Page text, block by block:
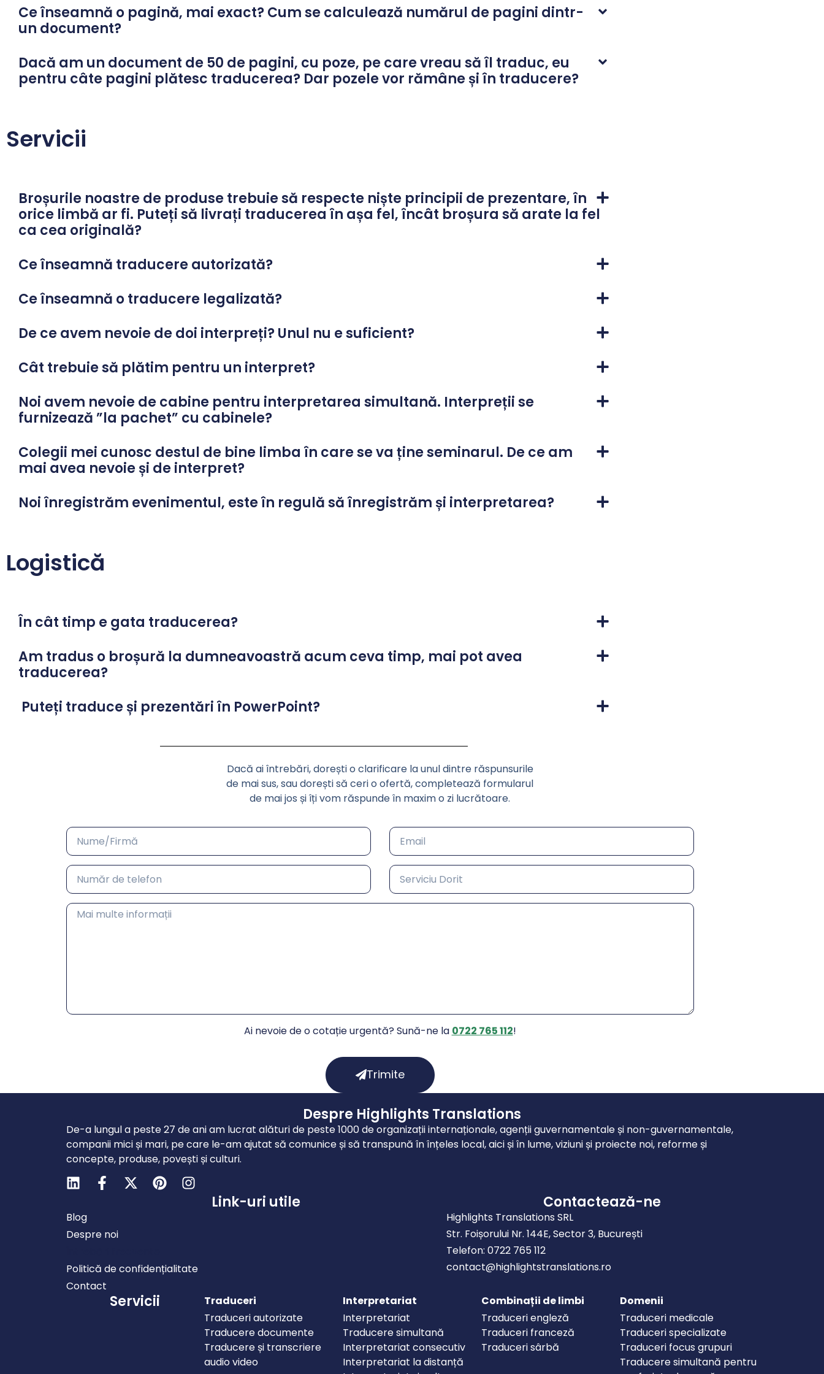
Ce înseamnă o pagină, mai exact? Cum se calculează numărul de pagini dintr-
un document?
Dacă am un document de 50 de pagini, cu poze, pe care vreau să îl traduc, eu
pentru câte pagini plătesc traducerea? Dar pozele vor rămâne și în traducere?
Servicii
Broșurile noastre de produse trebuie să respecte niște principii de prezentare, în
orice limbă ar fi. Puteți să livrați traducerea în așa fel, încât broșura să arate la fel
ca cea originală?
Ce înseamnă traducere autorizată?
Ce înseamnă o traducere legalizată?
De ce avem nevoie de doi interpreți? Unul nu e suficient?
Cât trebuie să plătim pentru un interpret?
Noi avem nevoie de cabine pentru interpretarea simultană. Interpreții se
furnizează ”la pachet” cu cabinele?
Colegii mei cunosc destul de bine limba în care se va ține seminarul. De ce am
mai avea nevoie și de interpret?
Noi înregistrăm evenimentul, este în regulă să înregistrăm și interpretarea?
Logistică
În cât timp e gata traducerea?
Am tradus o broșură la dumneavoastră acum ceva timp, mai pot avea
traducerea?
Puteți traduce și prezentări în PowerPoint?
Dacă ai întrebări, dorești o clarificare la unul dintre răspunsurile
de mai sus, sau dorești să ceri o ofertă, completează formularul
de mai jos și îți vom răspunde în maxim o zi lucrătoare.
Ai nevoie de o cotație urgentă? Sună-ne la 0722 765 112!
Trimite
Despre Highlights Translations
De-a lungul a peste 27 de ani am lucrat alături de peste 1000 de organizații internaționale, agenții guvernamentale și non-guvernamentale,
companii mici și mari, pe care le-am ajutat să comunice și să transpună în înțeles local, aici și în lume, viziuni și proiecte noi, reforme și
concepte, produse, povești și culturi.
Link-uri utile
Blog
Despre noi
Politică de confidențialitate
Contact
Contactează-ne
Highlights Translations SRL
Str. Foișorului Nr. 144E, Sector 3, București
Telefon: 0722 765 112
contact@highlightstranslations.ro
Servicii
Traduceri
Traduceri autorizate
Traducere documente
Traducere și transcriere
audio video
Interpretariat
Interpretariat
Traducere simultană
Interpretariat consecutiv
Interpretariat la distanță
Combinații de limbi
Traduceri engleză
Traduceri franceză
Traduceri sârbă
Domenii
Traduceri medicale
Traduceri specializate
Traduceri focus grupuri
Traducere simultană pentru